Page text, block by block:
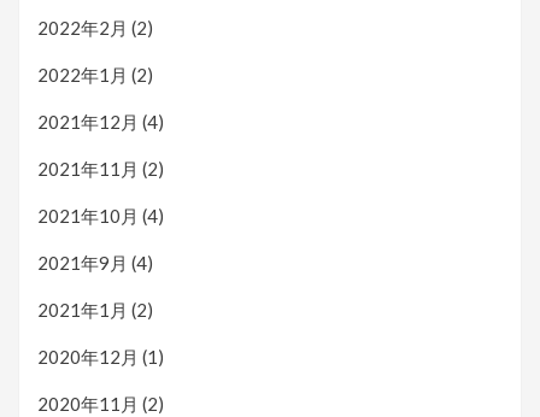
2022年2月 (2)
2022年1月 (2)
2021年12月 (4)
2021年11月 (2)
2021年10月 (4)
2021年9月 (4)
2021年1月 (2)
2020年12月 (1)
2020年11月 (2)